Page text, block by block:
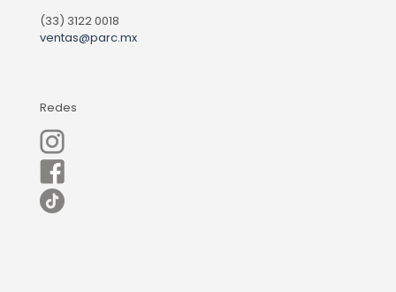
(33) 3122 0018
ventas@parc.mx
Redes